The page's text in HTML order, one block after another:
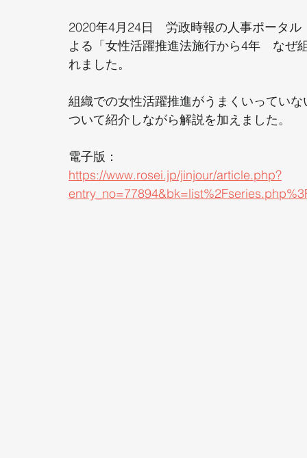
2020年4月24日　労政時報の人事ポータ
よる「女性活躍推進法施行から4年　なぜ
れました。
組織での女性活躍推進がうまくいってい
ついて紹介しながら解説を加えました。
電子版：
https://www.rosei.jp/jinjour/article.php?